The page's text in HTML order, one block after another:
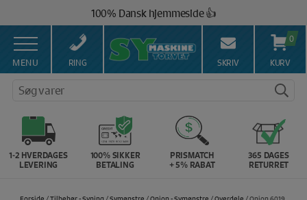
indholdet
100% Dansk hjemmeside 👍
Brug for hjælp? Ring på 43 44 45 15 ☎️
Vi matcher alle danske priser 💰
MENU RING SKRIV
0
KURV
Søg varer
1-2 HVERDAGES
LEVERING
100% SIKKER
BETALING
PRISMATCH
+ 5% RABAT
365 DAGES
RETURRET